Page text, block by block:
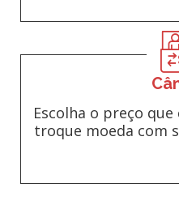
Escolha o preço
troque moeda com